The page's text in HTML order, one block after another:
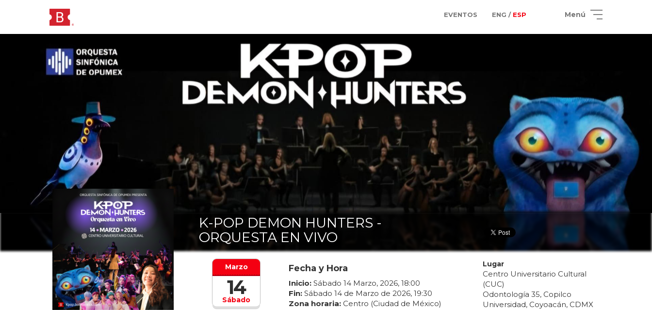
EVENTOS ENG / ESP Menú
K-POP DEMON HUNTERS -
ORQUESTA EN VIVO
Sábado
Marzo
14
Fecha y Hora
Inicio: Sábado 14 Marzo, 2026, 18:00
Fin: Sábado 14de Marzo de 2026, 19:30
Zona horaria: Centro (Ciudad de México)
Lugar
Centro Universitario Cultural
(CUC)
Odontología 35, Copilco
Universidad, Coyoacán, CDMX